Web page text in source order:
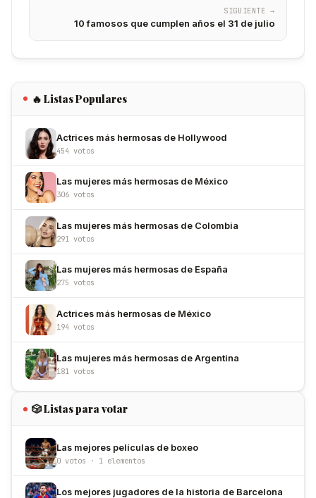
SIGUIENTE →
10 famosos que cumplen años el 31 de julio
🔥 Listas Populares
Actrices más hermosas de Hollywood
454 votos
Las mujeres más hermosas de México
306 votos
Las mujeres más hermosas de Colombia
291 votos
Las mujeres más hermosas de España
275 votos
Actrices más hermosas de México
194 votos
Las mujeres más hermosas de Argentina
181 votos
🎲 Listas para votar
Las mejores películas de boxeo
0 votos · 1 elementos
Los mejores jugadores de la historia de Barcelona